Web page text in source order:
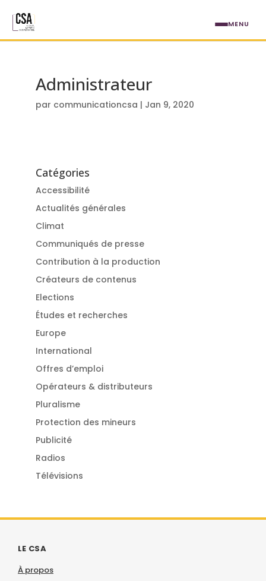
Administrateur
par communicationcsa | Jan 9, 2020
Catégories
Accessibilité
Actualités générales
Climat
Communiqués de presse
Contribution à la production
Créateurs de contenus
Elections
Études et recherches
Europe
International
Offres d’emploi
Opérateurs & distributeurs
Pluralisme
Protection des mineurs
Publicité
Radios
Télévisions
LE CSA
À propos
MENU